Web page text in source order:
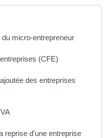
micro-entrepreneur
(CFE)
des entreprises
reprise d'une entreprise